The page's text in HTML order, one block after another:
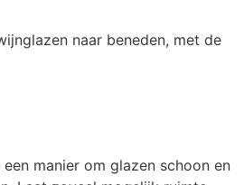
naar beneden, met de
manier om glazen schoon en